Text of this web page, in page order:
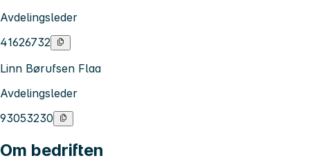
Avdelingsleder
41626732
Linn Børufsen Flaa
Avdelingsleder
93053230
Om bedriften